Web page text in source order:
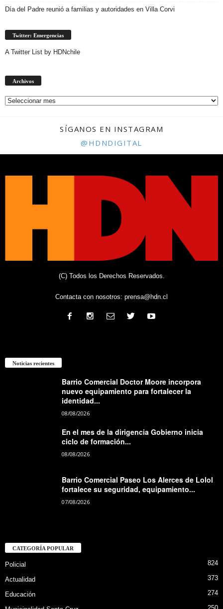
Día del Padre reunió a familias y autoridades en Villa Corvi
Twitter: Emergencias
A Twitter List by HDNchile
Archivos
SÍGANOS EN INSTAGRAM
@HDNDIGITAL
(C) Todos los Derechos Reservados.
Contacta con nosotros: prensa@hdn.cl
Noticias recientes
Barrio Comercial Doctor Moore incorpora
nuevo equipamiento para fortalecer la
identidad...
08/08/2026
En el mes de la dirigencia Gobierno inicia
ciclo de formación...
08/08/2026
Barrio Comercial Paseo Los Alerces de Lolol
fortalece su seguridad, equipamiento...
07/08/2026
CATEGORÍA POPULAR
Policial 824
Actualidad 373
Educación 274